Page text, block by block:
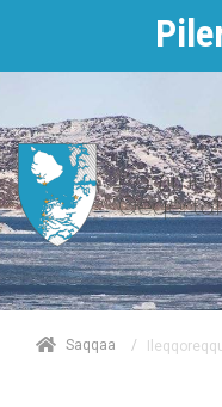
Saqqaa /